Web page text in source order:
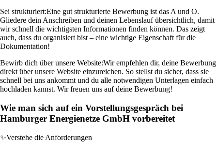
Sei strukturiert:Eine gut strukturierte Bewerbung ist das A und O.
Gliedere dein Anschreiben und deinen Lebenslauf übersichtlich, damit
wir schnell die wichtigsten Informationen finden können. Das zeigt
auch, dass du organisiert bist – eine wichtige Eigenschaft für die
Dokumentation!
Bewirb dich über unsere Website:Wir empfehlen dir, deine Bewerbung
direkt über unsere Website einzureichen. So stellst du sicher, dass sie
schnell bei uns ankommt und du alle notwendigen Unterlagen einfach
hochladen kannst. Wir freuen uns auf deine Bewerbung!
Wie man sich auf ein Vorstellungsgespräch bei
Hamburger Energienetze GmbH vorbereitet
✨Verstehe die Anforderungen